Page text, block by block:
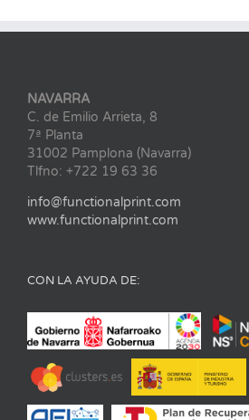
NAVARRA
C. de Emilio Arrieta, 8
7ª Planta
31002 Pamplona (Navarra)
Tlfno: +722 19 63 36
info@functionalprint.com
www.functionalprint.com
CON LA AYUDA DE: